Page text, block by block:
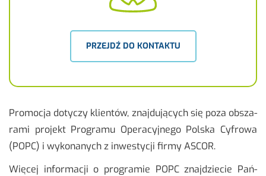
PRZEJDŹ DO KONTAKTU
Pro­mo­cja do­ty­czy klien­tów, znaj­du­ją­cych się poza ob­sza­
ra­mi pro­jekt Pro­gra­mu Ope­ra­cyj­ne­go Pol­ska Cy­fro­wa
(POPC) i wy­ko­na­nych z in­we­sty­cji firmy ASCOR.
Wię­cej in­for­ma­cji o pro­gra­mie POPC znaj­dzie­cie Pań­